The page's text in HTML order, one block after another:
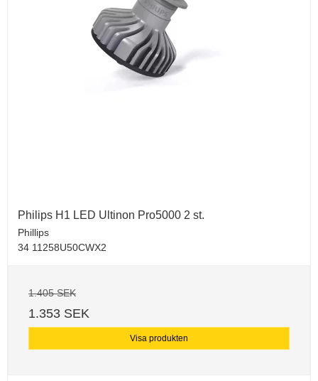
Philips H1 LED Ultinon Pro5000 2 st.
Phillips
34 11258U50CWX2
1.405 SEK
1.353 SEK
Visa produkten